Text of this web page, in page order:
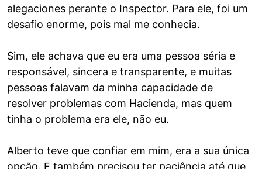
alegaciones perante o Inspector. Para ele, foi um
desafio enorme, pois mal me conhecia.
Sim, ele achava que eu era uma pessoa séria e
responsável, sincera e transparente, e muitas
pessoas falavam da minha capacidade de
resolver problemas com Hacienda, mas quem
tinha o problema era ele, não eu.
Alberto teve que confiar em mim, era a sua única
opção. E também precisou ter paciência até que